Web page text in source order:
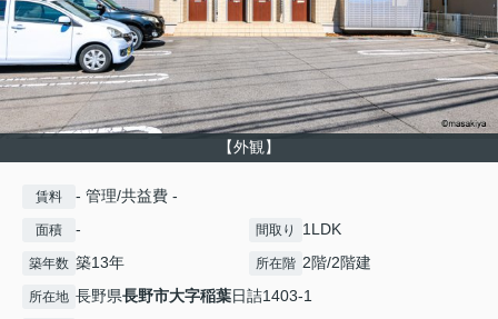
【外観】
賃料 - 管理/共益費 -
面積 - 間取り 1LDK
築年数 築13年 所在階 2階/2階建
所在地 長野県長野市大字稲葉日詰1403-1